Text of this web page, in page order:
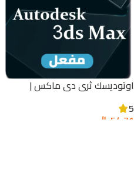
اوتوديسك ثري دي ماكس |
5
54,71